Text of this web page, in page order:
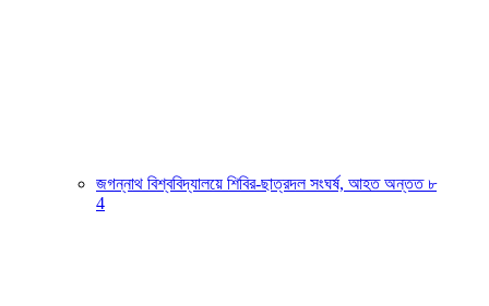
জগন্নাথ বিশ্ববিদ্যালয়ে শিবির-ছাত্রদল সংঘর্ষ, আহত অন্তত ৮
4